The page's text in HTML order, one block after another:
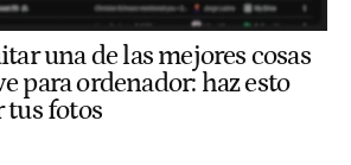
una de las mejores cosas
para ordenador: haz esto
tus fotos